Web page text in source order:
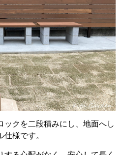
ックを二段積みにし、地面へし
様です。